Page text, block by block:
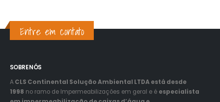
Entre em contato
SOBRE NÓS
ACLS Continental Solução Ambiental LTDA está desde
1998 no ramo de Impermeabilizações em geral e é especialista